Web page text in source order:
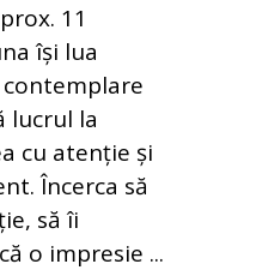
11
își lua
lucrul la
cu atenție și
Încerca să
să îi
o impresie